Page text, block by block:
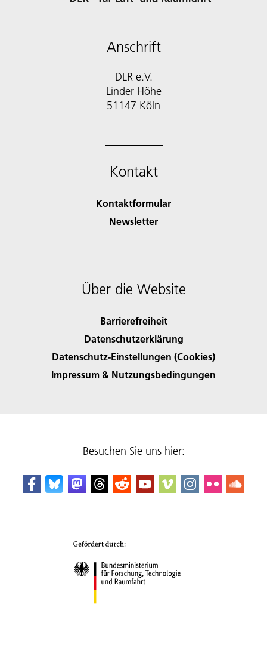
Anschrift
DLR e.V.
Linder Höhe
51147 Köln
Kontakt
Kontaktformular
Newsletter
Über die Website
Barrierefreiheit
Datenschutzerklärung
Datenschutz-Einstellungen (Cookies)
Impressum & Nutzungsbedingungen
Besuchen Sie uns hier: